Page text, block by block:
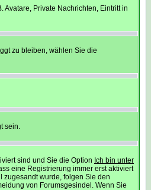
Avatare, Private Nachrichten, Eintritt in
zu bleiben, wählen Sie die
sein.
sind und Sie die Option Ich bin unter
eine Registrierung immer erst aktiviert
zugesandt wurde, folgen Sie den
von Forumsgesindel. Wenn Sie